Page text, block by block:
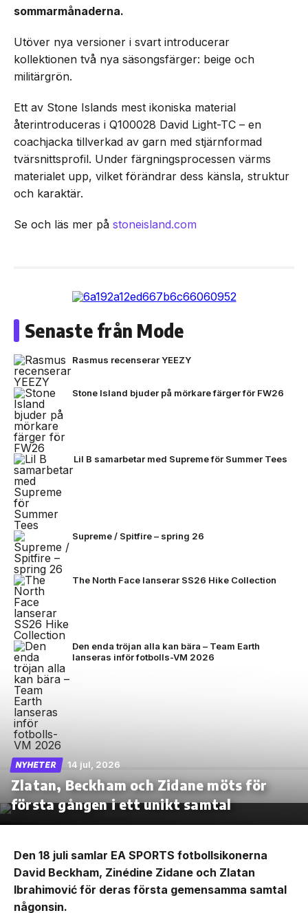
sommarmånaderna.
Utöver nya versioner i svart introducerar
kollektionen två nya säsongsfärger: beige och
militärgrön.
Ett av Stone Islands mest ikoniska material
återintroduceras i Q100028 David Light-TC – en
coachjacka tillverkad av garn med stjärnformad
tvärsnittsprofil. Under färgningsprocessen värms
materialet upp, vilket förändrar dess känsla, struktur
och karaktär.
Se och läs mer på stoneisland.com
Senaste från Mode
Rasmus recenserar YEEZY
Stone Island bjuder på mörkare färger för FW26
Lil B samarbetar med Supreme för Summer Tees
Supreme / Spitfire – spring 26
The North Face lanserar SS26 Hike Collection
Den enda tröjan alla kan bära – Team Earth
lanseras inför fotbolls-VM 2026
NYHETER 14 jul, 2026
Zlatan, Beckham och Zidane möts för
första gången i ett unikt samtal
Den 18 juli samlar EA SPORTS fotbollsikonerna
David Beckham, Zinédine Zidane och Zlatan
Ibrahimović för deras första gemensamma samtal
någonsin.